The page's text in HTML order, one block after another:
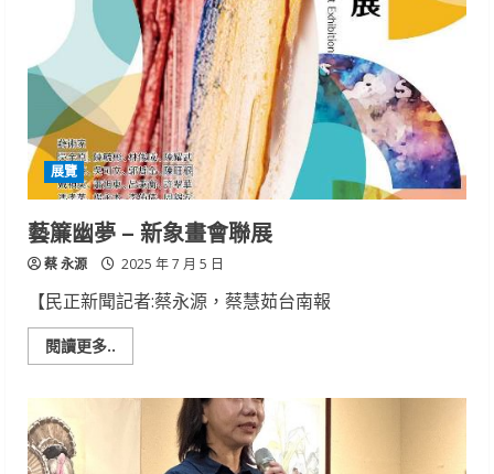
展覽
藝簾幽夢 – 新象畫會聯展
蔡 永源 2025 年 7 月 5 日
【民正新聞記者:蔡永源，蔡慧茹台南報
閱讀更多..
more